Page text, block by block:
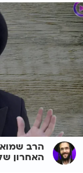
הרב
האחרון